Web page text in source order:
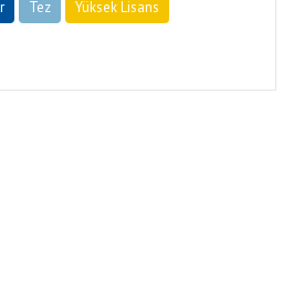
Tez
Yüksek Lisans